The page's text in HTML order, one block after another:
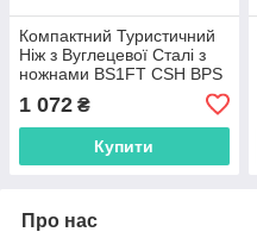
Компактний Туристичний
Ніж з Вуглецевої Сталі з
ножнами BS1FT CSH BPS
1 072 ₴
Купити
Про нас